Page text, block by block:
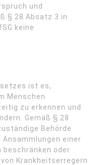
und
§ 28 Absatz 3 in
keine
ist es,
Menschen
zu erkennen und
Gemäß § 28
Behörde
einer
beschränken oder
Krankheitserregern